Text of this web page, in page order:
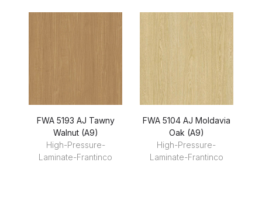
FWA 5193 AJ Tawny
Walnut (A9)
High-Pressure-
Laminate-Frantinco
FWA 5104 AJ Moldavia
Oak (A9)
High-Pressure-
Laminate-Frantinco